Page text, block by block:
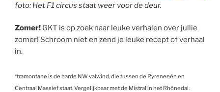
foto: Het F1 circus staat weer voor de deur.
Zomer! GKT is op zoek naar leuke verhalen over jullie
zomer! Schroom niet en zend je leuke recept of verhaal
in.
*tramontane is de harde NW valwind, die tussen de Pyreneeën en
Centraal Massief staat. Vergelijkbaar met de Mistral in het Rhônedal.